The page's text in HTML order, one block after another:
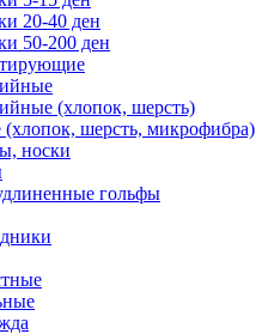
20-40 ден
50-200 ден
(хлопок, шерсть)
(хлопок, шерсть, микрофибра)
носки
гольфы